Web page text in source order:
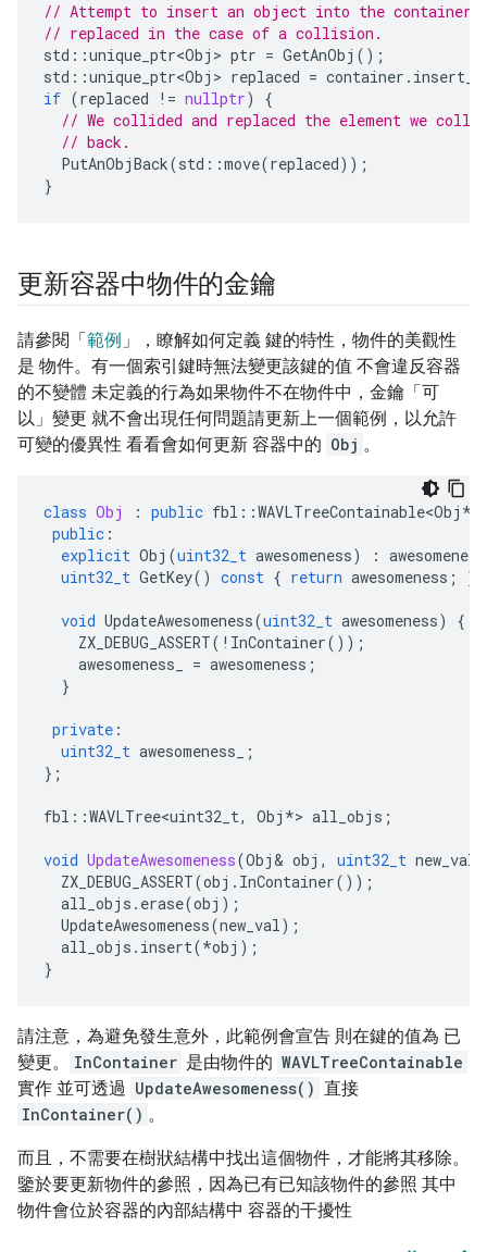
// Attempt to insert an object into the container,
// replaced in the case of a collision.
std ::unique_ptr<Obj> ptr = GetAnObj ();
std ::unique_ptr<Obj> replaced = container .
if (replaced != nullptr)
{
// We collided and replaced the element we
// back.
PutAnObjBack(std ::move(replaced));
}
更新容器中物件的金鑰
請參閱「範例 」，瞭解如何定義 鍵的特性，物件的美觀性
是 物件。有一個索引鍵時無法變更該鍵的值 不會違反容器
的不變體 未定義的行為如果物件不在物件中，金鑰「可
以」 變更 就不會出現任何問題請更新上一個範例，以允許
可變的優異性 看看會如何更新 容器中的 Obj 。
class Obj : public fbl ::WAVLTreeContainable<Obj *
public :
explicit Obj (uint32_t awesomeness) :
uint32_t GetKey() const { return awesomeness ; }
void UpdateAwesomeness(uint32_t awesomeness)
{
ZX_DEBUG_ASSERT( ! InContainer());
awesomeness_
= awesomeness ;
}
private :
uint32_t awesomeness_
;
};
fbl ::WAVLTree<uint32_t, Obj *> all_objs ;
void UpdateAwesomeness(Obj& obj , uint32_t new_val
ZX_DEBUG_ASSERT(obj . InContainer());
all_objs . erase(obj );
UpdateAwesomeness(new_val);
all_objs . insert(*obj );
}
請注意，為避免發生意外，此範例會宣告 則在鍵的值為 已
變更。
InContainer 是由物件的 WAVLTreeContainable
實作 並可透過 UpdateAwesomeness() 直接
InContainer() 。
而且，不需要在樹狀結構中找出這個物件，才能將其移除。
鑒於要更新物件的參照，因為已有已知該物件的參照 其中
物件會位於容器的內部結構中 容器的干擾性